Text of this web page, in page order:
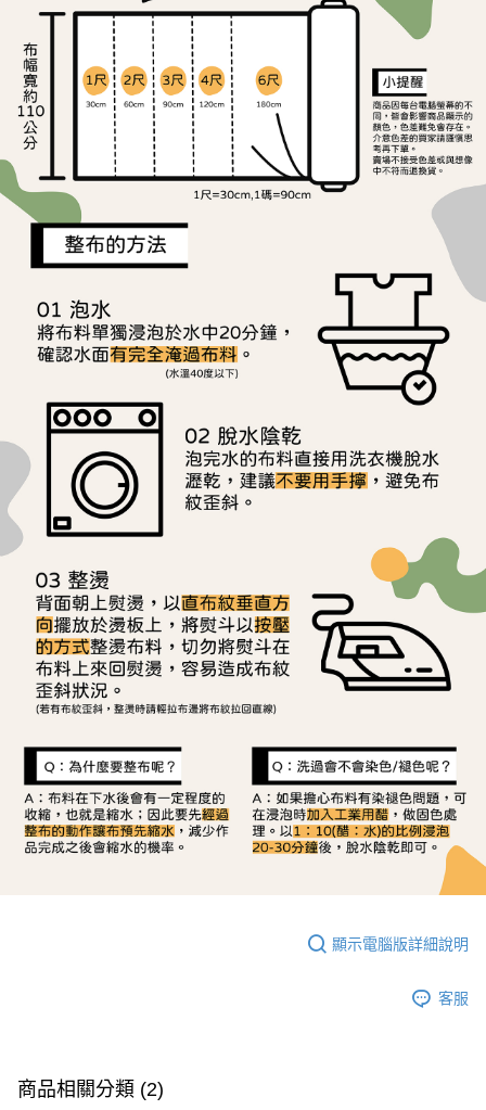
1.分期款項不併入電信帳單，「大哥付你分期」於每月結算日後寄送繳費提
2.透過簡訊連結打開帳單後，可選擇「超商條碼／台灣大直營門市／銀行轉
帳／街口支付／iPASS MONEY」等通路繳費。
【注意事項】
1.本服務係由「台灣大哥大股份有限公司」（以下簡稱本公司）所提供，讓
用戶於交易時，得透過本服務購買商品或服務，並由商店將買賣／分期付款
買賣價金債權讓與本公司後，依約使用本公司帳單繳交帳款。
2.基於同意付款使用「大哥付你分期」之契約關係目的，商店將以您的個人
資料（包含姓名、電話或地址）提供予台灣大哥大進項蒐集、處理及利用，
由本公司與您本人進行分期帳單所需資料之確認、核對及更正。
3.完整用戶服務條款，請詳閱以下連結：
【「AFTEE先享後付」結帳流程】
１．於結帳方式選擇「AFTEE先享後付」後，將跳轉至「AFTEE先享後付」
結帳頁面，進行簡訊認證並確認金額後，即可完成結帳。
２．訂單成立數日內，您將收到繳費通知簡訊。
３．收到繳費通知簡訊後14天內，點擊此簡訊中的連結，可透過四大超商／
ATM／網路銀行／等多元方式進行付款，方視為交易完成。
※ 請注意：結帳手續完成當下不需立刻繳費，但若您需要取消訂單，請聯絡
購買商品的店家。未經商家同意取消之訂單仍視為有效，需透過AFTEE先享
後付繳納相關費用。
※ 交易是否成功請以「AFTEE先享後付 」之結帳頁面顯示為準，若有關於
是否繳費成功／繳費後需取消欲退款等相關疑問，請聯繫「AFTEE先享後付
客戶支援中心」https://netprotections.freshdesk.com/support/home
【注意事項】
１．透過由恩沛科技股份有限公司提供之「AFTEE先享後付」服務完成之交
易，需依本服務之必要範圍內提供個人資料，並將交易相關給付款項請求債
權轉讓予恩沛科技股份有限公司。
２．關於個人資料處理事宜，請瀏覽以下網址：
https://aftee.tw/terms/#terms3
３．未成年的使用者請事先徵得法定代理人或監護人之同意方可使用
「AFTEE先享後付」，若未經同意申辦者引起之損失，本公司不負相關責
任。
４．使用「AFTEE先享後付」時，將依據個別帳號之用戶狀況，依本公司即
時審查核予不同之上限額度；若仍有額度不足之情形，本公司將視審查結果
請求用戶進行身份認證。
５．嚴禁一人註冊多個帳號或使用他人資訊註冊。若發現惡意使用之情形，
恩沛科技股份有限公司將有權停止該用戶之使用額度並採取法律行動。
每筆NT$65，滿NT$1,500(含以上)免運費
7-11取貨付款
每筆NT$65，滿NT$1,500(含以上)免運費
宅配
每筆NT$150，滿NT$1,500(含以上)免運費
離島宅配
每筆NT$240
顯示電腦版詳細說明
客服
商品相關分類 (2)